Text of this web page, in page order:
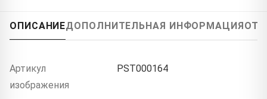
ОПИСАНИЕДОПОЛНИТЕЛЬНАЯ ИНФОРМАЦИЯ
Артикул
изображения
PST000164